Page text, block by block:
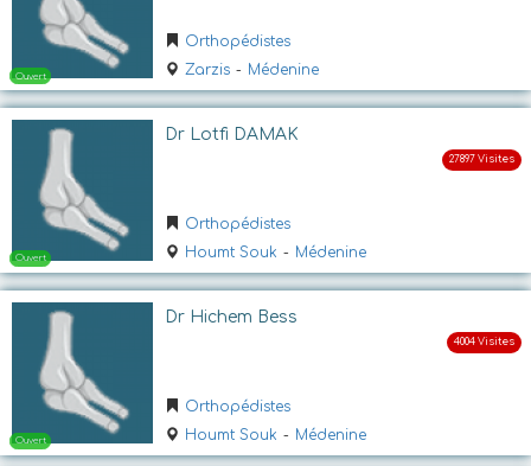
Ouvert
Ouvert
Orthopédistes
Zarzis - Médenine
Dr Lotfi DAMAK
Orthopédistes
Houmt Souk - Médenine
Dr Hichem Bess
Orthopédistes
Houmt Souk - Médenine